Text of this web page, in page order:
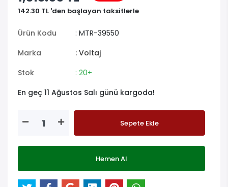
142.30 TL 'den başlayan taksitlerle
Ürün Kodu
: MTR-39550
Marka
: Voltaj
Stok
: 20+
En geç 11 Ağustos Salı günü kargoda!
Sepete Ekle
Hemen Al